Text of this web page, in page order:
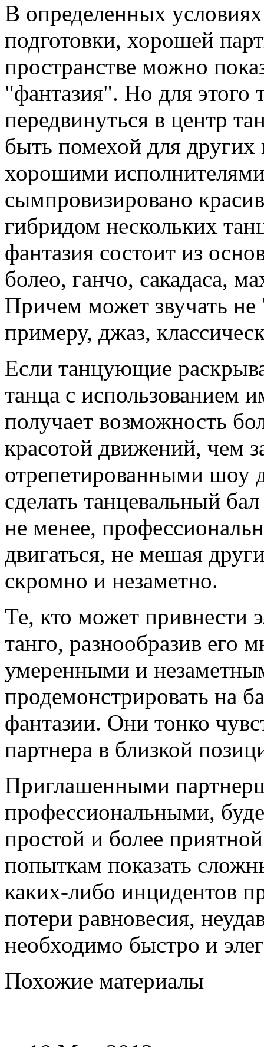
В определенных
подготовки, хорошей
пространстве можно
"фантазия". Но для этого
передвинуться в центр
быть помехой для других
хорошими
сымпровизировано
гибридом нескольких
фантазия состоит из
болео, ганчо, сакадаса,
Причем может звучать не
примеру, джаз,
Если танцующие
танца с использованием
получает возможность
красотой движений, чем
отрепетированными шоу
сделать танцевальный
не менее,
двигаться, не мешая
скромно и незаметно.
Те, кто может привнести
танго, разнообразив его
умеренными и
продемонстрировать на
фантазии. Они тонко
партнера в близкой
Приглашенными
профессиональными,
простой и более
попыткам показать
каких-либо инцидентов
потери равновесия,
необходимо быстро и
Похожие материалы